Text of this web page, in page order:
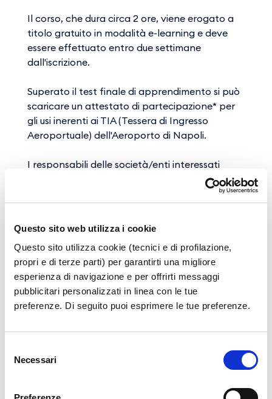
Questo sito web utilizza i cookie
Questo sito utilizza cookie (tecnici e di profilazione,
propri e di terze parti) per garantirti una migliore
esperienza di navigazione e per offrirti messaggi
pubblicitari personalizzati in linea con le tue
preferenze. Di seguito puoi esprimere le tue preferenze.
delNecessari
Il corso, che dura circa 2 ore, viene erogato a
titolo gratuito in modalità e-learning e deve
essere effettuato entro due settimane
dall'iscrizione.
Superato il test finale di apprendimento si può
scaricare un attestato di partecipazione* per
gli usi inerenti ai TIA (Tessera di Ingresso
Aeroportuale) dell'Aeroporto di Napoli.
I responsabili delle società/enti interessati
devono presentare richiesta di partecipazione
trainingmanagement@gesac.it
motivazione 3) elenco dei partecipanti con
Gli elenchi dei partecipanti devono essere
predisposti utilizzando i moduli di seguito
allegati in formato CSV o in alternativa XLS: